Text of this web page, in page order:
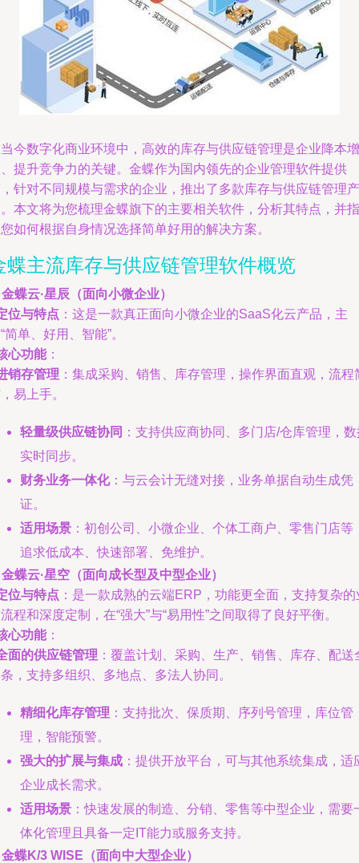
今数字化商业环境中，高效的库存与供应链管理是企业降本增
提升竞争力的关键。金蝶作为国内领先的企业管理软件提供
针对不同规模与需求的企业，推出了多款库存与供应链管理产
本文将为您梳理金蝶旗下的主要相关软件，分析其特点，并指
如何根据自身情况选择简单好用的解决方案。
蝶主流库存与供应链管理软件概览
蝶云·星辰（面向小微企业）
位与特点 ：这是一款真正面向小微企业的SaaS化云产品，主
简单、好用、智能”。
心功能：
销存管理 ：集成采购、销售、库存管理，操作界面直观，流程
易上手。
轻量级供应链协同 ：支持供应商协同、多门店/仓库管理，
实时同步。
财务业务一体化：与云会计无缝对接，业务单据自动生成凭
证。
适用场景 ：初创公司、小微企业、个体工商户、零售门店等
追求低成本、快速部署、免维护。
蝶云·星空（面向成长型及中型企业）
位与特点 ：是一款成熟的云端ERP，功能更全面，支持复杂的
程和深度定制，在“强大”与“易用性”之间取得了良好平衡。
心功能：
面的供应链管理 ：覆盖计划、采购、生产、销售、库存、配送
，支持多组织、多地点、多法人协同。
精细化库存管理 ：支持批次、保质期、序列号管理，库位管
理，智能预警。
强大的扩展与集成 ：提供开放平台，可与其他系统集成，适
企业成长需求。
适用场景 ：快速发展的制造、分销、零售等中型企业，需要
体化管理且具备一定IT能力或服务支持。
蝶K/3 WISE（面向中大型企业）